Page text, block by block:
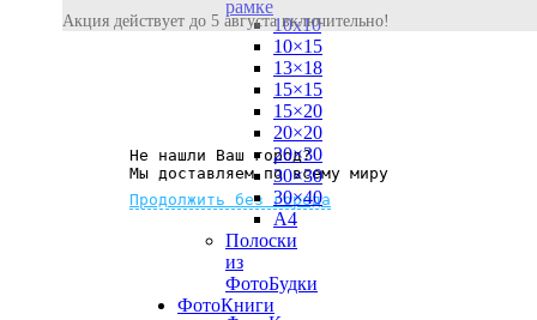
Не нашли Ваш город?
Мы доставляем по всему миру
Продолжить без города
рамке
10х10
10×15
13×18
15×15
15×20
20×20
20×30
30×30
30×40
A4
Полоски
из
ФотоБудки
ФотоКниги
Акция действует до 5 августа включительно!